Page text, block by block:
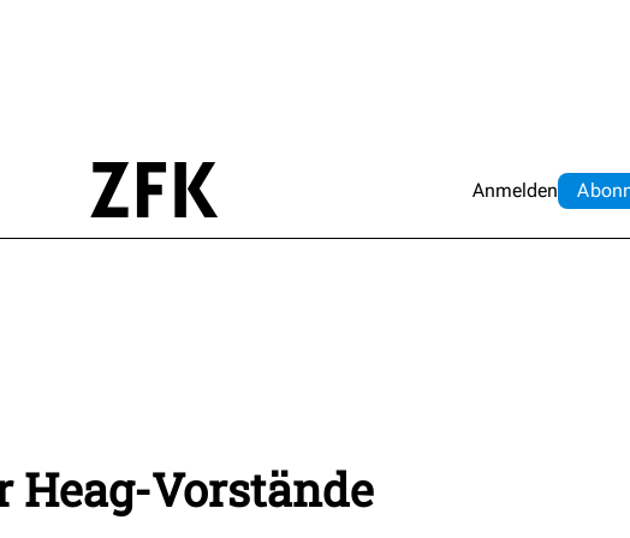
Anmelden Abo
Heag-Vorstände